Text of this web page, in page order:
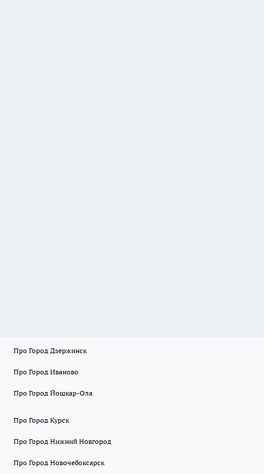
Про Город Дзержинск
Про Город Иваново
Про Город Йошкар-Ола
Про Город Курск
Про Город Нижний Новгород
Про Город Новочебоксарск